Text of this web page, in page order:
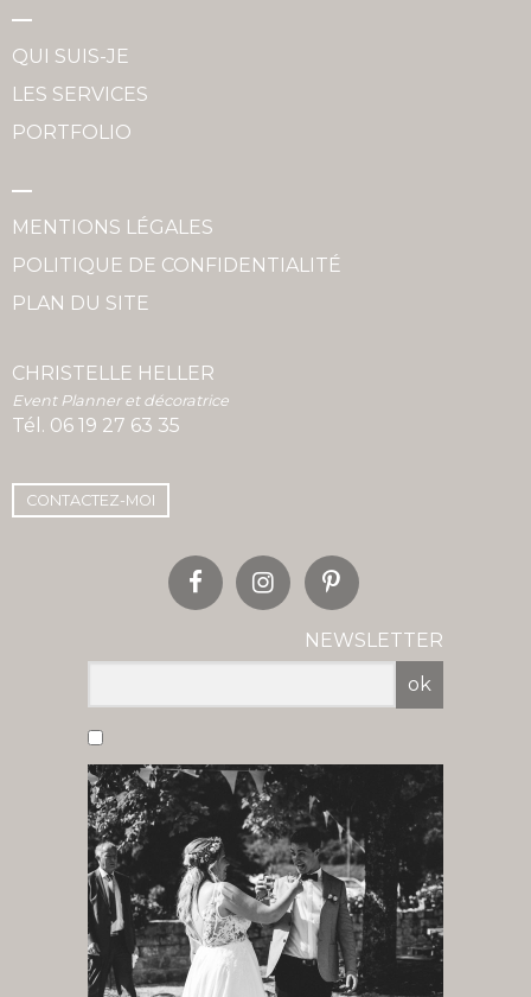
QUI SUIS-JE
LES SERVICES
PORTFOLIO
MENTIONS LÉGALES
POLITIQUE DE CONFIDENTIALITÉ
PLAN DU SITE
CHRISTELLE HELLER
Event Planner et décoratrice
Tél. 06 19 27 63 35
CONTACTEZ-MOI
NEWSLETTER
ok